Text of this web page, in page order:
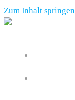
Zum Inhalt springen